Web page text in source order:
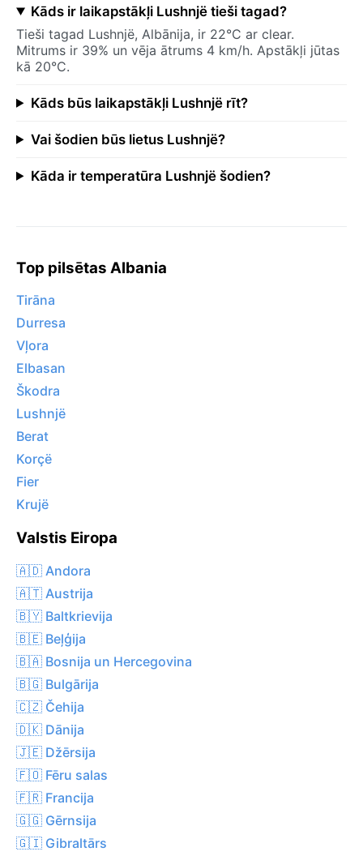
Kāds ir laikapstākļi Lushnjë tieši tagad?
Tieši tagad Lushnjë, Albānija, ir 22°C ar clear.
Mitrums ir 39% un vēja ātrums 4 km/h. Apstākļi jūtas
kā 20°C.
Kāds būs laikapstākļi Lushnjë rīt?
Vai šodien būs lietus Lushnjë?
Kāda ir temperatūra Lushnjë šodien?
Top pilsētas Albania
Tirāna
Durresa
Vļora
Elbasan
Škodra
Lushnjë
Berat
Korçë
Fier
Krujë
Valstis Eiropa
🇦🇩 Andora
🇦🇹 Austrija
🇧🇾 Baltkrievija
🇧🇪 Beļģija
🇧🇦 Bosnija un Hercegovina
🇧🇬 Bulgārija
🇨🇿 Čehija
🇩🇰 Dānija
🇯🇪 Džērsija
🇫🇴 Fēru salas
🇫🇷 Francija
🇬🇬 Gērnsija
🇬🇮 Gibraltārs